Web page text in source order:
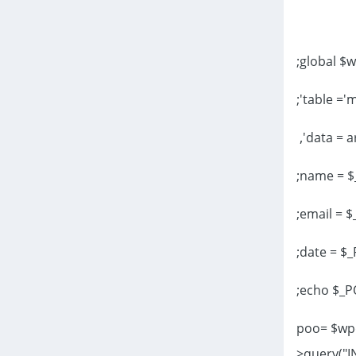
echo
$poo=